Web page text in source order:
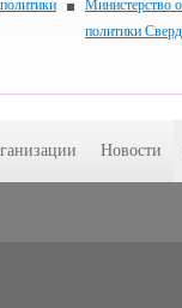
Министерство
политики
Новости